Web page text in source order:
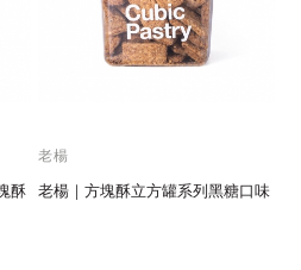
酥
老楊
老楊｜方塊酥立方罐系列黑糖口味